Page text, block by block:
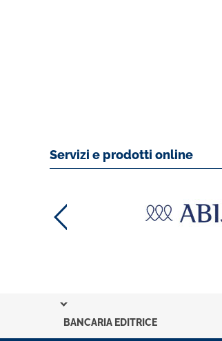
Servizi e prodotti online
BANCARIA EDITRICE